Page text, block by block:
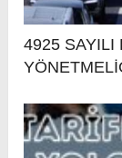
4925 SAYILI